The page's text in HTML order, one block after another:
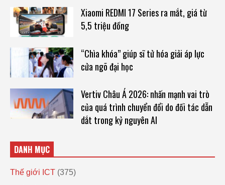
Xiaomi REDMI 17 Series ra mắt, giá từ
5,5 triệu đồng
“Chìa khóa” giúp sĩ tử hóa giải áp lực
cửa ngõ đại học
Vertiv Châu Á 2026: nhấn mạnh vai trò
của quá trình chuyển đổi do đối tác dẫn
dắt trong kỷ nguyên AI
DANH MỤC
Thế giới ICT (375)